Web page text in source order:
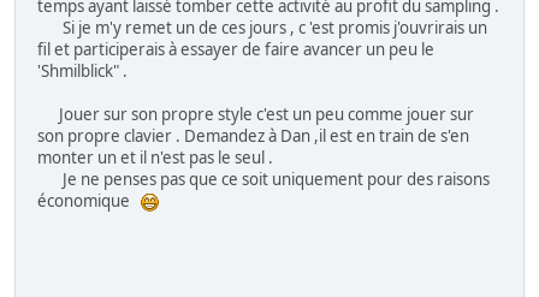
temps ayant laissé tomber cette activité au profit du sampling .
Si je m'y remet un de ces jours , c 'est promis j'ouvrirais un
fil et participerais à essayer de faire avancer un peu le
'Shmilblick" .
Jouer sur son propre style c'est un peu comme jouer sur
son propre clavier . Demandez à Dan ,il est en train de s'en
monter un et il n'est pas le seul .
Je ne penses pas que ce soit uniquement pour des raisons
économique